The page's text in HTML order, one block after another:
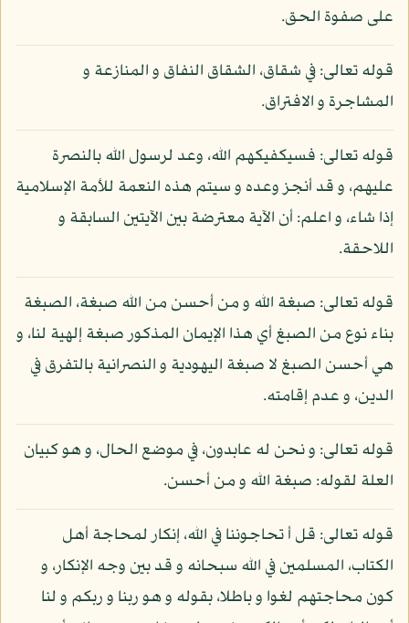
على صفوة الحق.
قوله تعالى: في شقاق، الشقاق النفاق و المنازعة و
المشاجرة و الافتراق.
قوله تعالى: فسيكفيكهم الله، وعد لرسول الله بالنصرة
عليهم، و قد أنجز وعده و سيتم هذه النعمة للأمة الإسلامية
إذا شاء، و اعلم: أن الآية معترضة بين الآيتين السابقة و
اللاحقة.
قوله تعالى: صبغة الله و من أحسن من الله صبغة، الصبغة
بناء نوع من الصبغ أي هذا الإيمان المذكور صبغة إلهية لنا، و
هي أحسن الصبغ لا صبغة اليهودية و النصرانية بالتفرق في
الدين، و عدم إقامته.
قوله تعالى: و نحن له عابدون، في موضع الحال، و هو كبيان
العلة لقوله: صبغة الله و من أحسن.
قوله تعالى: قل أ تحاجوننا في الله، إنكار لمحاجة أهل
الكتاب، المسلمين في الله سبحانه و قد بين وجه الإنكار، و
كون محاجتهم لغوا و باطلا، بقوله و هو ربنا و ربكم و لنا